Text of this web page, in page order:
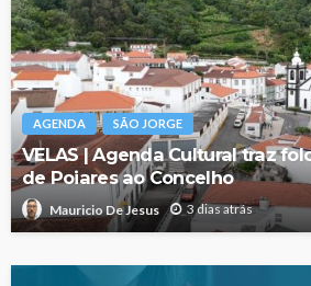
AGENDA SÃO JORGE
VELAS | Agenda Cultural traz
de Poiares ao Concelho
Mauricio De Jesus 3 dias atrás